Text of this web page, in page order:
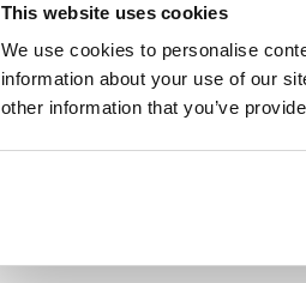
This website uses cookies
We use cookies to personalise
information about your use of our
other information that you’ve